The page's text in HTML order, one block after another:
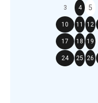
3 4 5
10 11 12
17 18 19
24 25 26